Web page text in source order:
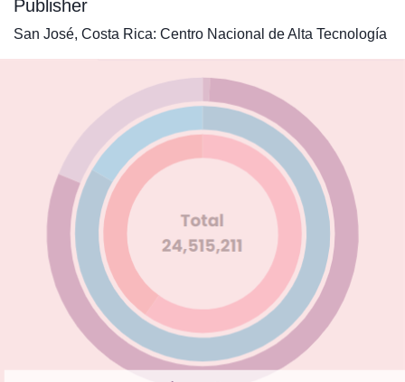
Publisher
San José, Costa Rica: Centro Nacional de Alta Tecnología